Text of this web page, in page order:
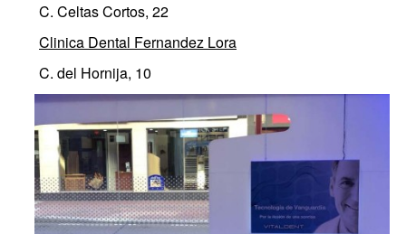
C. Celtas Cortos, 22
Clinica Dental Fernandez Lora
C. del Hornija, 10